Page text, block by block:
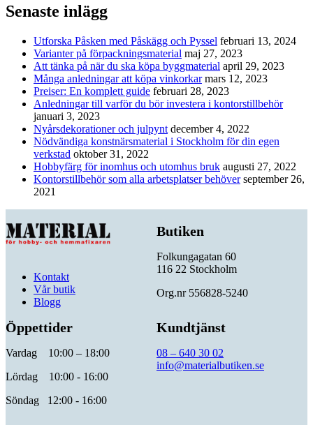
Senaste inlägg
Utforska Påsken med Påskägg och Pyssel februari 13, 2024
Varianter på förpackningsmaterial maj 27, 2023
Att tänka på när du ska köpa byggmaterial april 29, 2023
Många anledningar att köpa vinkorkar mars 12, 2023
Preiser: En komplett guide februari 28, 2023
Anledningar till varför du bör investera i kontorstillbehör
januari 3, 2023
Nyårsdekorationer och julpynt december 4, 2022
Nödvändiga konstnärsmaterial i Stockholm för din egen
verkstad oktober 31, 2022
Hobbyfärg för inomhus och utomhus bruk augusti 27, 2022
Kontorstillbehör som alla arbetsplatser behöver september 26,
2021
Kontakt
Vår butik
Blogg
Butiken
Folkungagatan 60
116 22 Stockholm
Org.nr 556828-5240
Öppettider
Vardag 10:00 – 18:00
Lördag 10:00 - 16:00
Söndag 12:00 - 16:00
Kundtjänst
08 – 640 30 02
info@materialbutiken.se